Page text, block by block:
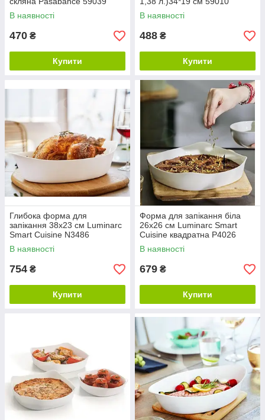
В наявності
470 ₴
Купити
В наявності
488 ₴
Купити
Глибока форма для
запікання 38x23 см Luminarc
Smart Cuisine N3486
В наявності
754 ₴
Купити
Форма для запікання біла
26х26 см Luminarc Smart
Cuisine квадратна P4026
В наявності
679 ₴
Купити